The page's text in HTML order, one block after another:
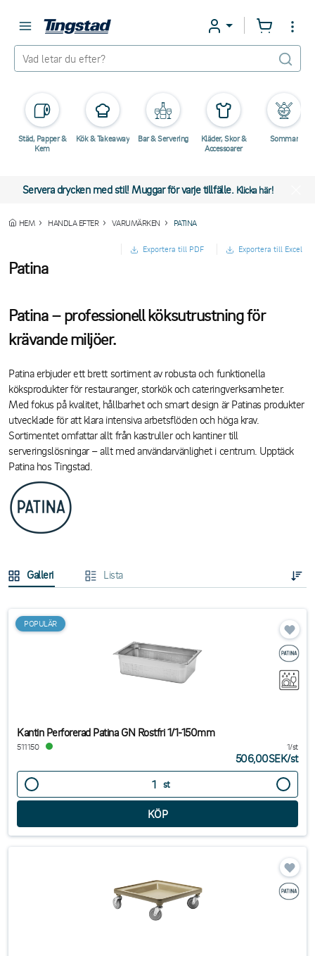
Städ, Papper &
Kem
Kök & Takeaway Bar & Servering
Kläder, Skor &
Accessoarer
Sommar
Servera drycken med stil! Muggar för varje tillfälle. Klicka här!
HEM HANDLA EFTER VARUMÄRKEN PATINA
Exportera till PDF Exportera till Excel
Patina
Patina – professionell köksutrustning för
krävande miljöer.
Patina erbjuder ett brett sortiment av robusta och funktionella
köksprodukter för restauranger, storkök och cateringverksamheter.
Med fokus på kvalitet, hållbarhet och smart design är Patinas produkter
utvecklade för att klara intensiva arbetsflöden och höga krav.
Sortimentet omfattar allt från kastruller och kantiner till
serveringslösningar – allt med användarvänlighet i centrum. Upptäck
Patina hos Tingstad.
Galleri Lista
POPULÄR
Kantin Perforerad Patina GN Rostfri 1/1-150mm
511150 1/st
506,00SEK/st
st